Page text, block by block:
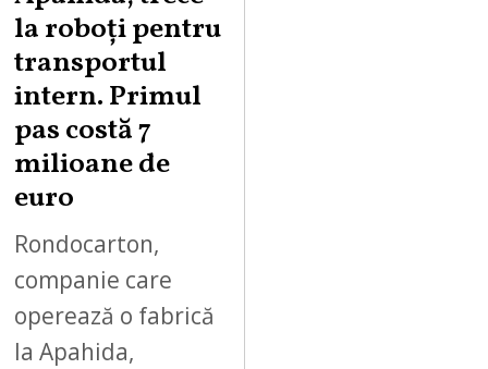
7
2
la roboți pentru
transportul
intern. Primul
pas costă 7
milioane de
euro
Rondocarton,
companie care
operează o fabrică
la Apahida,